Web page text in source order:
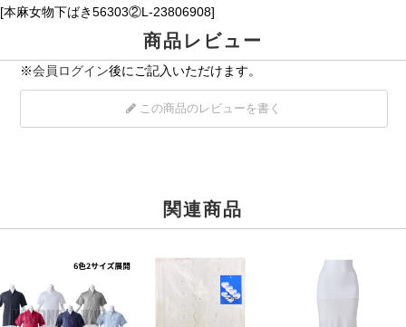
[本麻女物下ばき56303②L-23806908]
商品レビュー
※会員ログイン後にご記入いただけます。
この商品のレビューを書く
関連商品